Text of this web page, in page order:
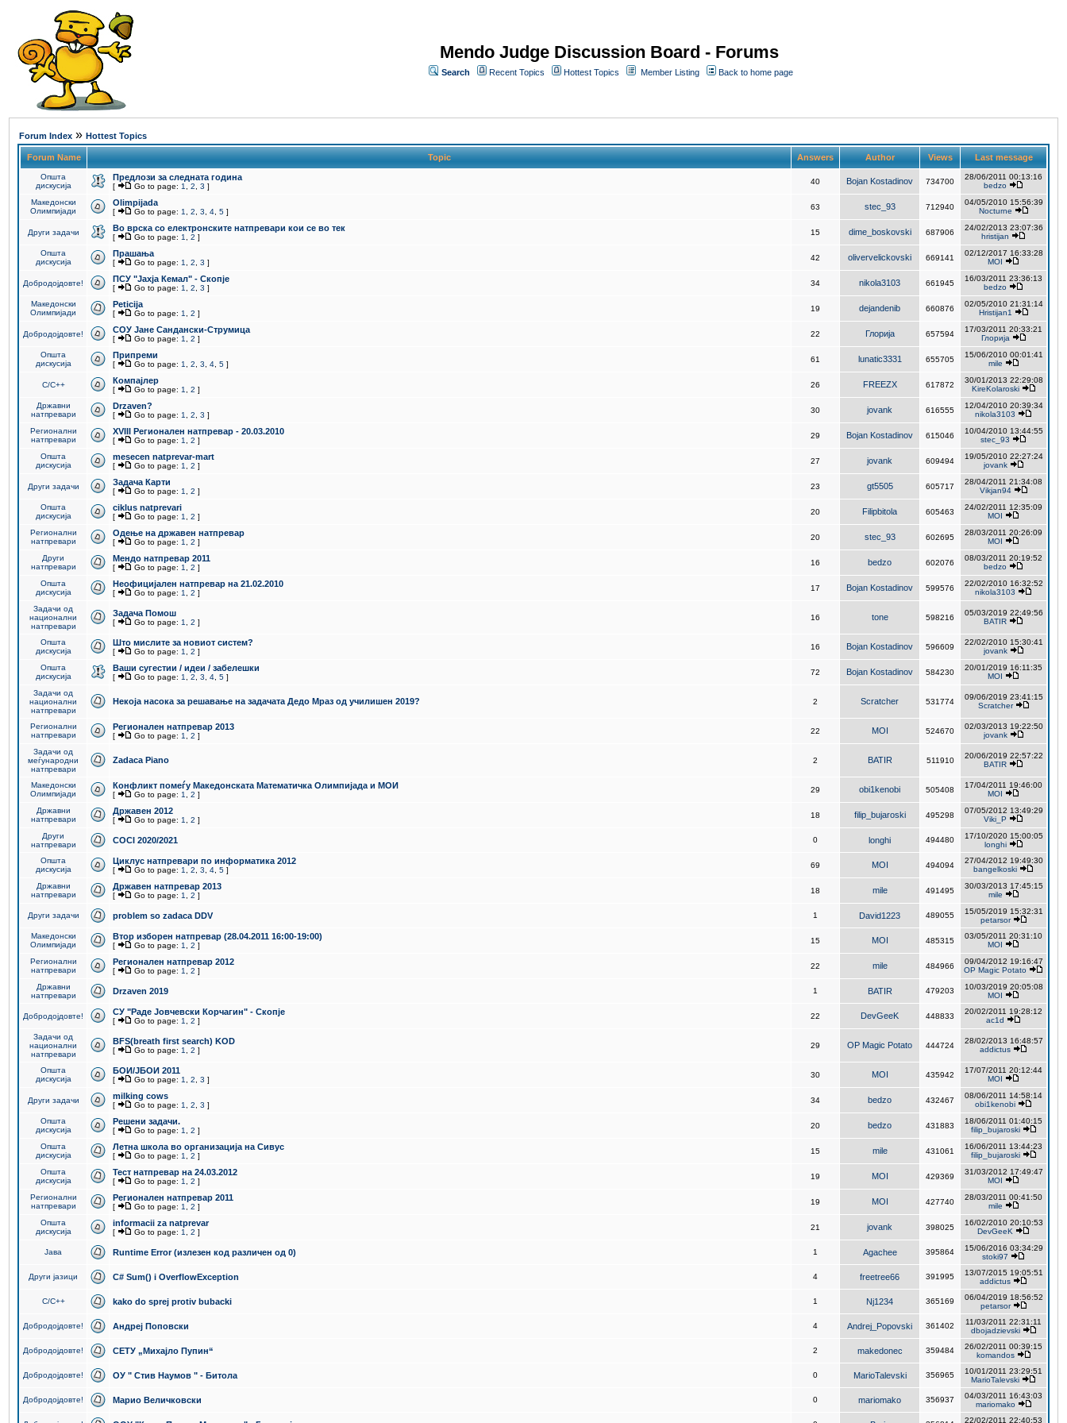
Mendo Judge Discussion Board - Forums
Search Recent Topics Hottest Topics Member Listing Back to home page
Forum Index » Hottest Topics
Forum Name Topic Answers Author Views Last message
Општа
дискусија
Предлози за следната година
[ Go to page: 1 2 3 ]
40 Bojan Kostadinov 734700
28/06/2011 00:13:16
bedzo
Македонски
Олимпијади
Olimpijada
[ Go to page: 1 2 3 4 5 ]
63 stec_93 712940
04/05/2010 15:56:39
Nocturne
Други задачи Во врска со електронските натпревари кои се во тек
[ Go to page: 1 2 ]
15 dime_boskovski 687906
24/02/2013 23:07:36
hristijan
Општа
дискусија
Прашања
[ Go to page: 1 2 3 ]
42 olivervelickovski 669141
02/12/2017 16:33:28
MOI
Добродојдовте! ПCУ "Јахја Кемал" - Скопје
[ Go to page: 1 2 3 ]
34 nikola3103 661945
16/03/2011 23:36:13
bedzo
Македонски
Олимпијади
Peticija
[ Go to page: 1 2 ]
19 dejandenib 660876
02/05/2010 21:31:14
Hristijan1
Добродојдовте! СОУ Јане Сандански-Струмица
[ Go to page: 1 2 ]
22 Глорија 657594
17/03/2011 20:33:21
Глорија
Општа
дискусија
Припреми
[ Go to page: 1 2 3 4 5 ]
61 lunatic3331 655705
15/06/2010 00:01:41
mile
C/C++ Компајлер
[ Go to page: 1 2 ]
26 FREEZX 617872
30/01/2013 22:29:08
KireKolaroski
Државни
натпревари
Drzaven?
[ Go to page: 1 2 3 ]
30 jovank 616555
12/04/2010 20:39:34
nikola3103
Регионални
натпревари
XVIII Регионален натпревар - 20.03.2010
[ Go to page: 1 2 ]
29 Bojan Kostadinov 615046
10/04/2010 13:44:55
stec_93
Општа
дискусија
mesecen natprevar-mart
[ Go to page: 1 2 ]
27 jovank 609494
19/05/2010 22:27:24
jovank
Други задачи Задача Карти
[ Go to page: 1 2 ]
23 gt5505 605717
28/04/2011 21:34:08
Vikjan94
Општа
дискусија
ciklus natprevari
[ Go to page: 1 2 ]
20 Filipbitola 605463
24/02/2011 12:35:09
MOI
Регионални
натпревари
Одење на државен натпревар
[ Go to page: 1 2 ]
20 stec_93 602695
28/03/2011 20:26:09
MOI
Други
натпревари
Мендо натпревар 2011
[ Go to page: 1 2 ]
16 bedzo 602076
08/03/2011 20:19:52
bedzo
Општа
дискусија
Неофицијален натпревар на 21.02.2010
[ Go to page: 1 2 ]
17 Bojan Kostadinov 599576
22/02/2010 16:32:52
nikola3103
Задачи од
национални
натпревари
Задача Помош
[ Go to page: 1 2 ]
16 tone 598216
05/03/2019 22:49:56
BATIR
Општа
дискусија
Што мислите за новиот систем?
[ Go to page: 1 2 ]
16 Bojan Kostadinov 596609
22/02/2010 15:30:41
jovank
Општа
дискусија
Ваши сугестии / идеи / забелешки
[ Go to page: 1 2 3 4 5 ]
72 Bojan Kostadinov 584230
20/01/2019 16:11:35
MOI
Задачи од
национални
натпревари
Некоја насока за решавање на задачата Дедо Мраз од училишен 2019? 2 Scratcher 531774
09/06/2019 23:41:15
Scratcher
Регионални
натпревари
Регионален натпревар 2013
[ Go to page: 1 2 ]
22 MOI 524670
02/03/2013 19:22:50
jovank
Задачи од
меѓународни
натпревари
Zadaca Piano 2 BATIR 511910
20/06/2019 22:57:22
BATIR
Македонски
Олимпијади
Конфликт помеѓу Македонската Математичка Олимпијада и МОИ
[ Go to page: 1 2 ]
29 obi1kenobi 505408
17/04/2011 19:46:00
MOI
Државни
натпревари
Државен 2012
[ Go to page: 1 2 ]
18 filip_bujaroski 495298
07/05/2012 13:49:29
Viki_P
Други
натпревари
COCI 2020/2021 0 longhi 494480
17/10/2020 15:00:05
longhi
Општа
дискусија
Циклус натпревари по информатика 2012
[ Go to page: 1 2 3 4 5 ]
69 MOI 494094
27/04/2012 19:49:30
bangelkoski
Државни
натпревари
Државен натпревар 2013
[ Go to page: 1 2 ]
18 mile 491495
30/03/2013 17:45:15
mile
Други задачи problem so zadaca DDV 1 David1223 489055
15/05/2019 15:32:31
petarsor
Македонски
Олимпијади
Втор изборен натпревар (28.04.2011 16:00-19:00)
[ Go to page: 1 2 ]
15 MOI 485315
03/05/2011 20:31:10
MOI
Регионални
натпревари
Регионален натпревар 2012
[ Go to page: 1 2 ]
22 mile 484966
09/04/2012 19:16:47
OP Magic Potato
Државни
натпревари
Drzaven 2019 1 BATIR 479203
10/03/2019 20:05:08
MOI
Добродојдовте! СУ "Раде Јовчевски Корчагин" - Скопје
[ Go to page: 1 2 ]
22 DevGeeK 448833
20/02/2011 19:28:12
ac1d
Задачи од
национални
натпревари
BFS(breath first search) KOD
[ Go to page: 1 2 ]
29 OP Magic Potato 444724
28/02/2013 16:48:57
addictus
Општа
дискусија
БОИ/ЈБОИ 2011
[ Go to page: 1 2 3 ]
30 MOI 435942
17/07/2011 20:12:44
MOI
Други задачи milking cows
[ Go to page: 1 2 3 ]
34 bedzo 432467
08/06/2011 14:58:14
obi1kenobi
Општа
дискусија
Решени задачи.
[ Go to page: 1 2 ]
20 bedzo 431883
18/06/2011 01:40:15
filip_bujaroski
Општа
дискусија
Летна школа во организација на Сивус
[ Go to page: 1 2 ]
15 mile 431061
16/06/2011 13:44:23
filip_bujaroski
Општа
дискусија
Тест натпревар на 24.03.2012
[ Go to page: 1 2 ]
19 MOI 429369
31/03/2012 17:49:47
MOI
Регионални
натпревари
Регионален натпревар 2011
[ Go to page: 1 2 ]
19 MOI 427740
28/03/2011 00:41:50
mile
Општа
дискусија
informacii za natprevar
[ Go to page: 1 2 ]
21 jovank 398025
16/02/2010 20:10:53
DevGeeK
Јава Runtime Error (излезен код различен од 0) 1 Agachee 395864
15/06/2016 03:34:29
stoki97
Други јазици C# Sum() i OverflowException 4 freetree66 391995
13/07/2015 19:05:51
addictus
C/C++ kako do sprej protiv bubacki 1 Nj1234 365169
06/04/2019 18:56:52
petarsor
Добродојдовте! Андреј Поповски 4 Andrej_Popovski 361402
11/03/2011 22:31:11
dbojadzievski
Добродојдовте! СЕТУ „Михајло Пупин“ 2 makedonec 359484
26/02/2011 00:39:15
komandos
Добродојдовте! ОУ " Стив Наумов " - Битола 0 MarioTalevski 356965
10/01/2011 23:29:51
MarioTalevski
Добродојдовте! Марио Величковски 0 mariomako 356937
04/03/2011 16:43:03
mariomako
22/02/2011 22:40:53